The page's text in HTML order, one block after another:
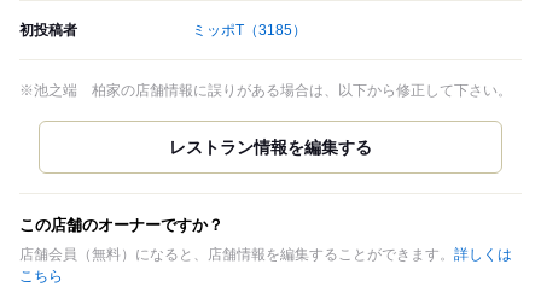
初投稿者 ミッポT （3185）
※池之端 柏家の店舗情報に誤りがある場合は、以下から修正して下さい。
この店舗のオーナーですか？
店舗会員（無料）になると、店舗情報を編集することができます。 詳しくは
こちら